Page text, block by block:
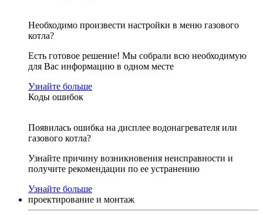
Необходимо произвести настройки в меню газового
котла?
Есть готовое решение! Мы собрали всю необходимую
для Вас информацию в одном месте
Узнайте больше
Коды ошибок
Появилась ошибка на дисплее водонагревателя или
газового котла?
Узнайте причину возникновения неисправности и
получите рекомендации по ее устранению
Узнайте больше
проектирование и монтаж